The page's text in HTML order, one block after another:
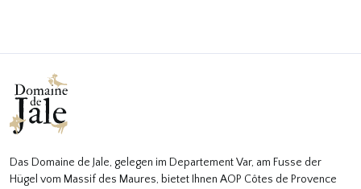
Das Domaine de Jale, gelegen im Departement Var, am Fusse der
Hügel vom Massif des Maures, bietet Ihnen AOP Côtes de Provence